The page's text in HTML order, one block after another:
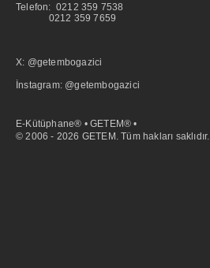
Telefon: 0212 359 7538
0212 359 7659
X: @getembogazici
İnstagram: @getembogazici
E-Kütüphane® • GETEM® •
© 2006 - 2026 GETEM. Tüm hakları saklıdır.